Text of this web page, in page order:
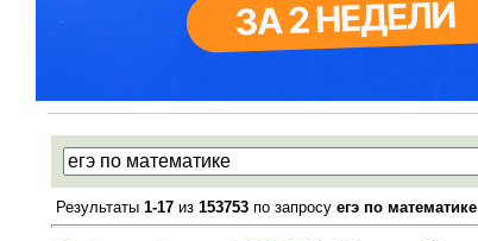
Результаты 1-17 из 153753 по запросу егэ по математике